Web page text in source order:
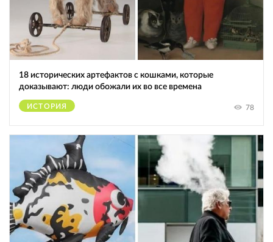
18 исторических артефактов с кошками, которые
доказывают: люди обожали их во все времена
ИСТОРИЯ 78